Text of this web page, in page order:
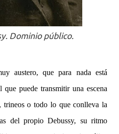
Dominio público.
austero, que para nada está
puede transmitir una escena
trineos o todo lo que conlleva la
del propio Debussy, su ritmo